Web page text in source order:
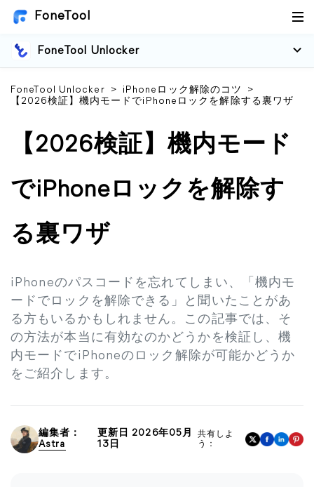
FoneTool
FoneTool Unlocker
FoneTool Unlocker > iPhoneロック解除のコツ
>
【2026検証】機内モードでiPhoneロックを解除する裏ワザ
【2026検証】機内モード
でiPhoneロックを解除す
る裏ワザ
iPhoneのパスコードを忘れてしまい、「機内モ
ードでロックを解除できる」と聞いたことがあ
る方もいるかもしれません。この記事では、そ
の方法が本当に有効なのかどうかを検証し、機
内モードでiPhoneのロック解除が可能かどうか
をご紹介します。
編集者：
Astra
更新日 2026年05月
13日
共有しよ
う：